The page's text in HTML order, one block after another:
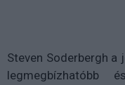
Steven Soderbergh
legmegbízhatóbb